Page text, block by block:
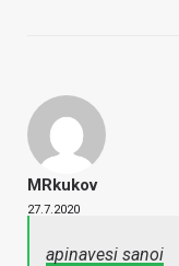
MRkukov
27.7.2020
apinavesi sanoi